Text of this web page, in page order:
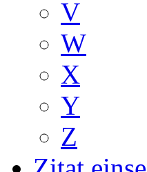
V
W
X
Y
Z